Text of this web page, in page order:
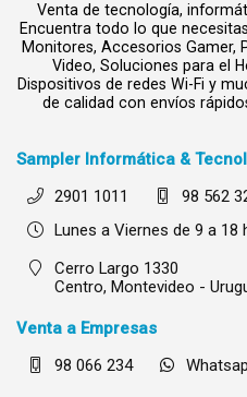
Venta de tecnología,
Encuentra todo lo que
Monitores, Accesorios Gamer,
Video, Soluciones para el
Dispositivos de redes Wi-Fi y
de calidad con envíos
Sampler Informática &
2901 1011
98 562
Lunes a Viernes de 9 a 18
Cerro Largo 1330
Centro, Montevideo -
Venta a Empresas
98 066 234